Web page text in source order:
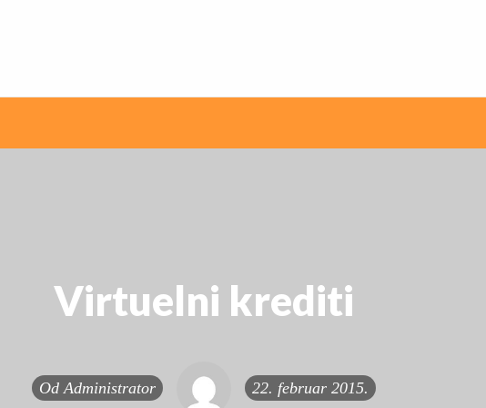
Virtuelni krediti
Od Administrator 22. februar 2015.